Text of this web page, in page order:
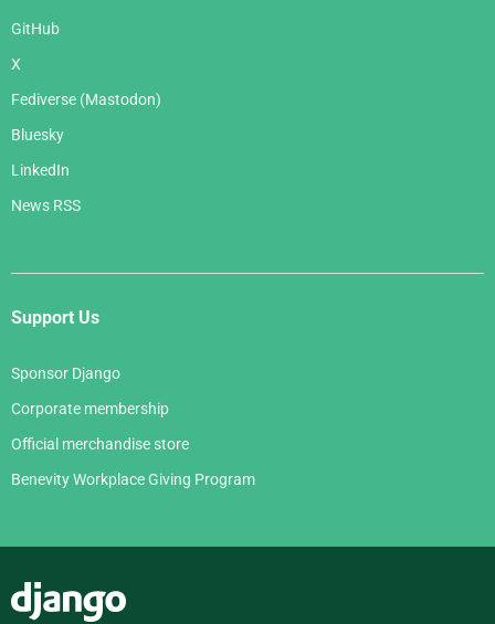
GitHub
X
Fediverse (Mastodon)
Bluesky
LinkedIn
News RSS
Support Us
Sponsor Django
Corporate membership
Official merchandise store
Benevity Workplace Giving Program